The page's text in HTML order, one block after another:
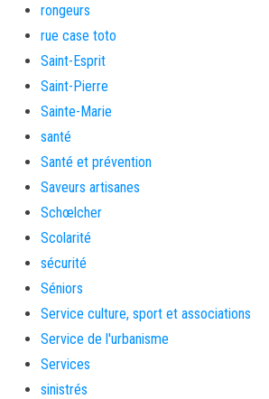
rongeurs
rue case toto
Saint-Esprit
Saint-Pierre
Sainte-Marie
santé
Santé et prévention
Saveurs artisanes
Schœlcher
Scolarité
sécurité
Séniors
Service culture, sport et associations
Service de l'urbanisme
Services
sinistrés